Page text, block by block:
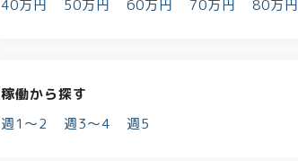
40万円
50万円 60万円 70万円 80万円
稼働から探す
週1～2
週3～4 週5